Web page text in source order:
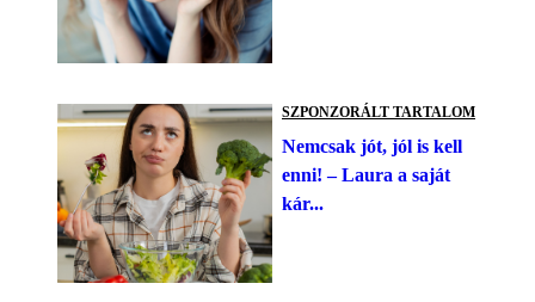
SZPONZORÁLT TARTALOM
Nemcsak jót, jól is kell
enni! – Laura a saját
kár...